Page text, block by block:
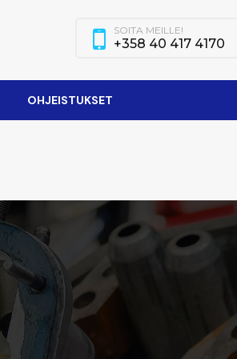
SOITA MEILLE!
+358 40 417 4170
OHJEISTUKSET